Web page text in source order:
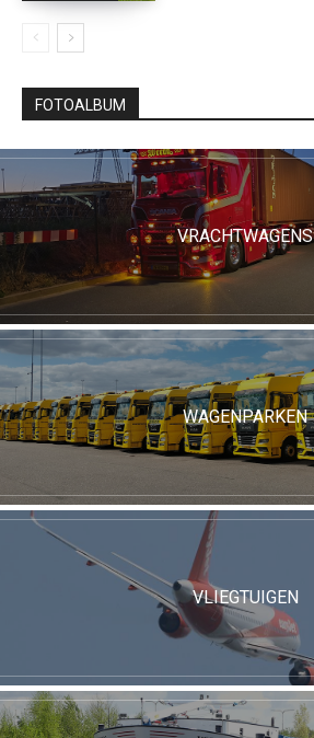
FOTOALBUM
VRACHTWAGENS
WAGENPARKEN
VLIEGTUIGEN